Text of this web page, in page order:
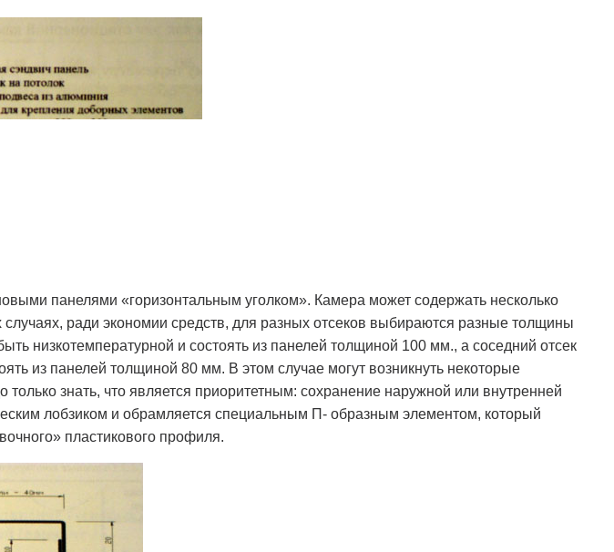
панелями «горизонтальным уголком». Камера может содержать несколько
ради экономии средств, для разных отсеков выбираются разные толщины
низкотемпературной и состоять из панелей толщиной 100 мм., а соседний отсек
из панелей толщиной 80 мм. В этом случае могут возникнуть некоторые
знать, что является приоритетным: сохранение наружной или внутренней
лобзиком и обрамляется специальным П- образным элементом, который
пластикового профиля.